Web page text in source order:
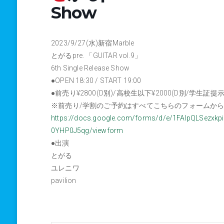
Show
2023/9/27(水)新宿Marble
とがるpre. 「GUITAR vol.9」
6th Single Release Show
●OPEN 18:30 / START 19:00
●前売り¥2800(D別)/高校生以下¥2000(D別/学生証提
※前売り/学割のご予約はすべてこちらのフォームから
https://docs.google.com/forms/d/e/
0YHP0J5qg/viewform
●出演
とがる
ユレニワ
pavilion